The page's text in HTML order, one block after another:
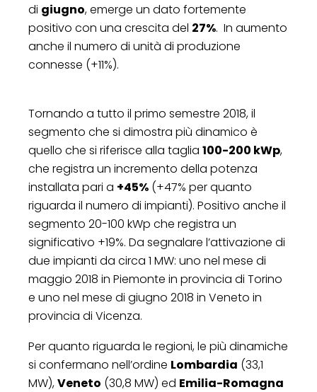
di giugno, emerge un dato fortemente
positivo con una crescita del 27%. In aumento
anche il numero di unità di produzione
connesse (+11%).
Tornando a tutto il primo semestre 2018, il
segmento che si dimostra più dinamico è
quello che si riferisce alla taglia 100-200 kWp,
che registra un incremento della potenza
installata pari a +45% (+47% per quanto
riguarda il numero di impianti). Positivo anche il
segmento 20-100 kWp che registra un
significativo +19%. Da segnalare l’attivazione di
due impianti da circa 1 MW: uno nel mese di
maggio 2018 in Piemonte in provincia di Torino
e uno nel mese di giugno 2018 in Veneto in
provincia di Vicenza.
Per quanto riguarda le regioni, le più dinamiche
si confermano nell’ordine Lombardia (33,1
MW),Veneto (30,8 MW) ed Emilia-Romagna